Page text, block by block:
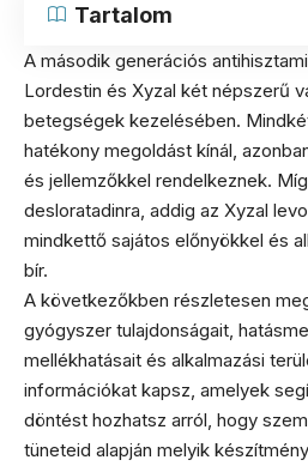
Tartalom
A második generációs
Lordestin és Xyzal két népszerű
betegségek kezelésében.
hatékony megoldást kínál,
és jellemzőkkel rendelkeznek.
desloratadinra, addig az Xyzal
mindkettő sajátos előnyökkel és
bír.
A következőkben részletesen
gyógyszer tulajdonságait,
mellékhatásait és alkalmazási
információkat kapsz, amelyek
döntést hozhatsz arról, hogy
tüneteid alapján melyik